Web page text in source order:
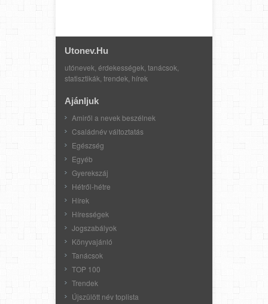
Utonev.hu
utónevek, érdekességek, tanácsok,
statisztikák, trendek, hírek
Ajánljuk
Amiről a nevek beszélnek
Családnév változtatás
Egészség
Egyéb
Gyerekszáj
Hétről-hétre
Hírek
Hírességek
Jogszabályok
Könyvajánló
Tanácsok
TOP 100
Trendek
Újszülött név toplista